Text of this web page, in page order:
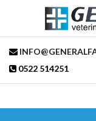
0522 514251